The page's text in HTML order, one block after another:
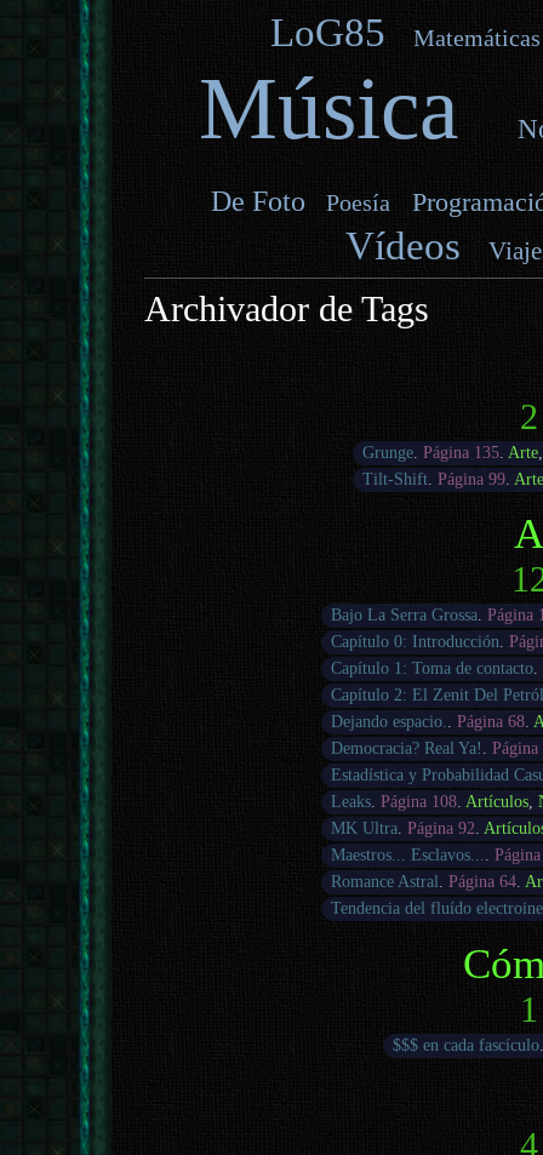
LoG85 Matemáticas
Música
De Foto Poesía
Vídeos
Archivador de Tags
Grunge. Página 135. Arte
Tilt-Shift. Página 99. Arte
Bajo La Serra Grossa. Página
Capítulo 0: Introducción.
Capítulo 1: Toma de contacto.
Capítulo 2: El Zenit Del
Dejando espacio.. Página 68.
Democracia? Real Ya! . Página
Estadística y Probabilidad
Leaks. Página 108. Artículos,
MK Ultra. Página 92.
Maestros... Esclavos....
Romance Astral . Página 64.
Tendencia del fluído
$$$ en cada fascículo